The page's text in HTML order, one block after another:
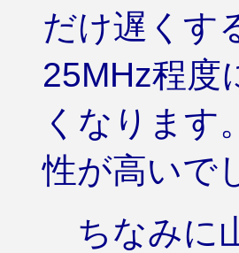
だけ遅くす
25MHz程度
くなります
性が高いで
ちなみに